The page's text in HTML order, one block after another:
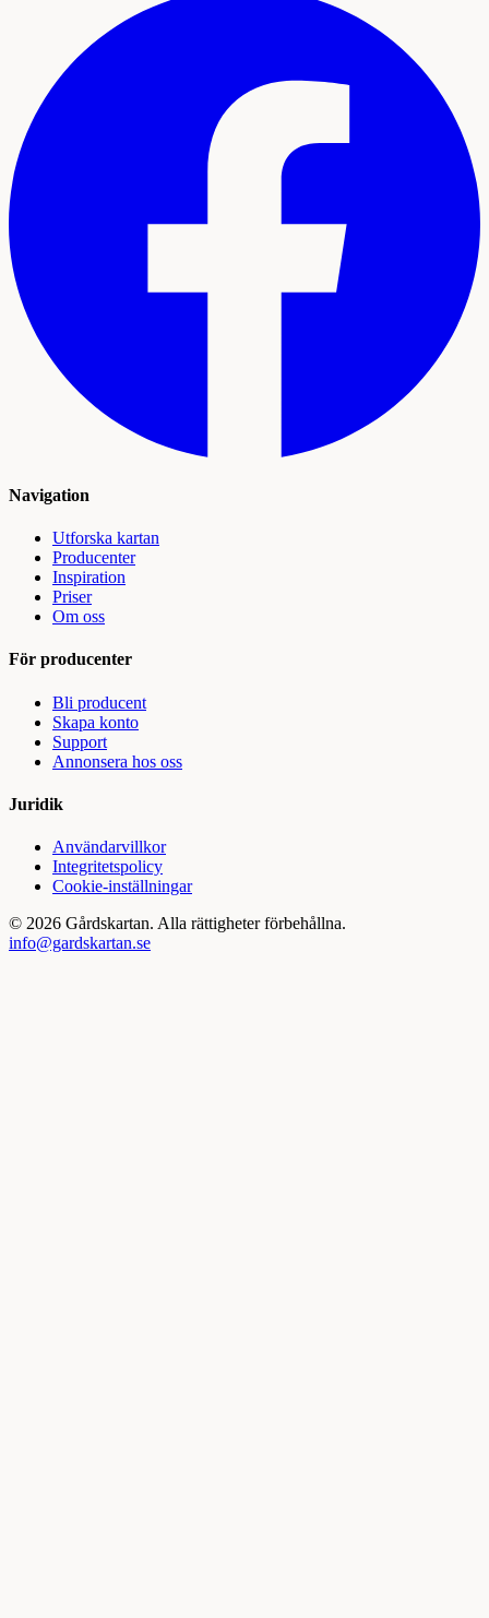
Navigation
Utforska kartan
Producenter
Inspiration
Priser
Om oss
För producenter
Bli producent
Skapa konto
Support
Annonsera hos oss
Juridik
Användarvillkor
Integritetspolicy
Cookie-inställningar
© 2026 Gårdskartan. Alla rättigheter förbehållna.
info@gardskartan.se